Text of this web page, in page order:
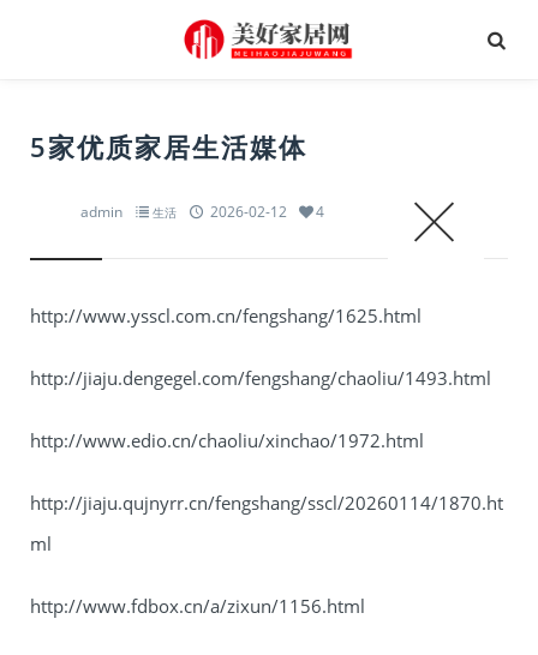
5家优质家居生活媒体
admin 生活 2026-02-12 4
http://www.ysscl.com.cn/fengshang/1625.html
http://jiaju.dengegel.com/fengshang/chaoliu/1493.html
http://www.edio.cn/chaoliu/xinchao/1972.html
http://jiaju.qujnyrr.cn/fengshang/sscl/20260114/1870.ht
ml
http://www.fdbox.cn/a/zixun/1156.html